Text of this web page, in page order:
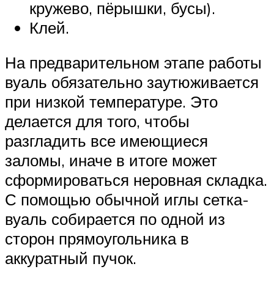
кружево, пёрышки, бусы).
Клей.
На предварительном этапе работы
вуаль обязательно заутюживается
при низкой температуре. Это
делается для того, чтобы
разгладить все имеющиеся
заломы, иначе в итоге может
сформироваться неровная складка.
С помощью обычной иглы сетка-
вуаль собирается по одной из
сторон прямоугольника в
аккуратный пучок.